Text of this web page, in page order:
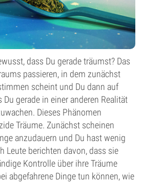
dass Du gerade träumst? Das
passieren, in dem zunächst
scheint und Du dann auf
gerade in einer anderen Realität
Dieses Phänomen
Träume. Zunächst scheinen
anzudauern und Du hast wenig
Leute berichten davon, dass sie
Kontrolle über ihre Träume
abgefahrene Dinge tun können, wie